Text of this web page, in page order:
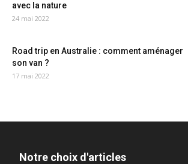
avec la nature
24 mai 2022
Road trip en Australie : comment aménager
son van ?
17 mai 2022
Notre choix d'articles